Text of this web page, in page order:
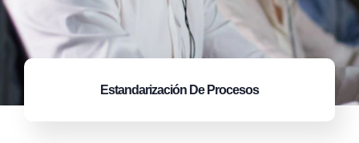
Estandarización De Procesos